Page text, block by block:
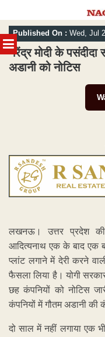
MENU
Skip
to
content
Published On : Wed, Jul
नरेंद्र मोदी के पसंदीदा
अडानी को नोटिस
लखनऊ। उत्तर प्रदेश की
आदित्यनाथ एक के बाद एक
प्लांट लगाने में देरी करने
फैसला लिया है। योगी
छह कंपनियों को नोटिस
कंपनियों में गौतम अडानी की
दो साल में नहीं लगाया एक